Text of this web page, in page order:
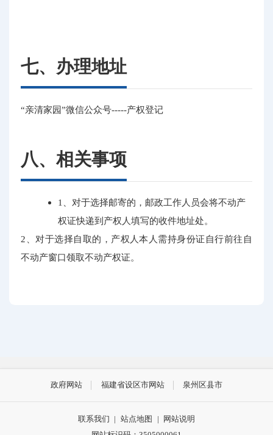
七、办理地址
“亲清家园”微信公众号-----产权登记
八、相关事项
1、对于选择邮寄的，邮政工作人员会将不动产
权证快递到产权人填写的收件地址处。
2、对于选择自取的，产权人本人需持身份证自行前往自
不动产窗口领取不动产权证。
政府网站 福建省设区市网站 泉州区县市
联系我们 | 站点地图 |
网站说明